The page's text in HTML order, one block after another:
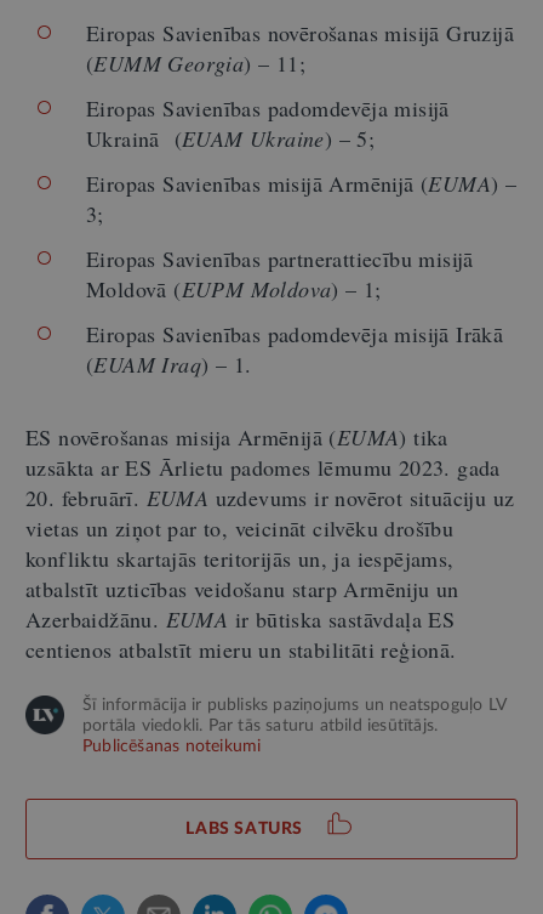
Eiropas Savienības novērošanas misijā Gruzijā
(EUMM Georgia) – 11;
Eiropas Savienības padomdevēja misijā
Ukrainā (EUAM Ukraine) – 5;
Eiropas Savienības misijā Armēnijā (EUMA) –
3;
Eiropas Savienības partnerattiecību misijā
Moldovā (EUPM Moldova) – 1;
Eiropas Savienības padomdevēja misijā Irākā
(EUAM Iraq) – 1.
ES novērošanas misija Armēnijā (EUMA) tika
uzsākta ar ES Ārlietu padomes lēmumu 2023. gada
20. februārī. EUMA uzdevums ir novērot situāciju uz
vietas un ziņot par to, veicināt cilvēku drošību
konfliktu skartajās teritorijās un, ja iespējams,
atbalstīt uzticības veidošanu starp Armēniju un
Azerbaidžānu. EUMA ir būtiska sastāvdaļa ES
centienos atbalstīt mieru un stabilitāti reģionā.
Šī informācija ir publisks paziņojums un neatspoguļo LV
portāla viedokli. Par tās saturu atbild iesūtītājs.
Publicēšanas noteikumi
LABS SATURS